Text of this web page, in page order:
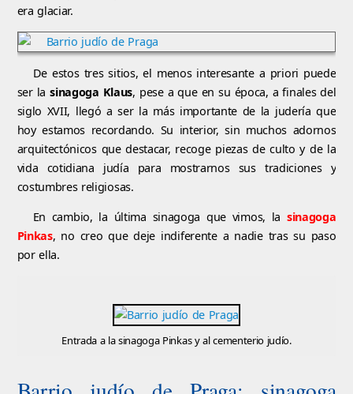
era glaciar.
De estos tres sitios, el menos interesante a priori puede
ser lasinagoga Klaus, pese a que en su época, a finales del
siglo XVII, llegó a ser la más importante de la judería que
hoy estamos recordando. Su interior, sin muchos adornos
arquitectónicos que destacar, recoge piezas de culto y de la
vida cotidiana judía para mostrarnos sus tradiciones y
costumbres religiosas.
En cambio, la última sinagoga que vimos, la sinagoga
Pinkas, no creo que deje indiferente a nadie tras su paso
por ella.
Entrada a la sinagoga Pinkas y al cementerio judío.